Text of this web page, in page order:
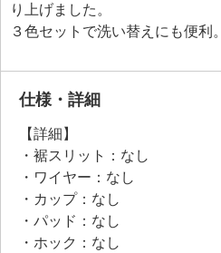
り上げました。
３色セットで洗い替えにも便利。
仕様・詳細
【詳細】
・裾スリット：なし
・ワイヤー：なし
・カップ：なし
・パッド：なし
・ホック：なし